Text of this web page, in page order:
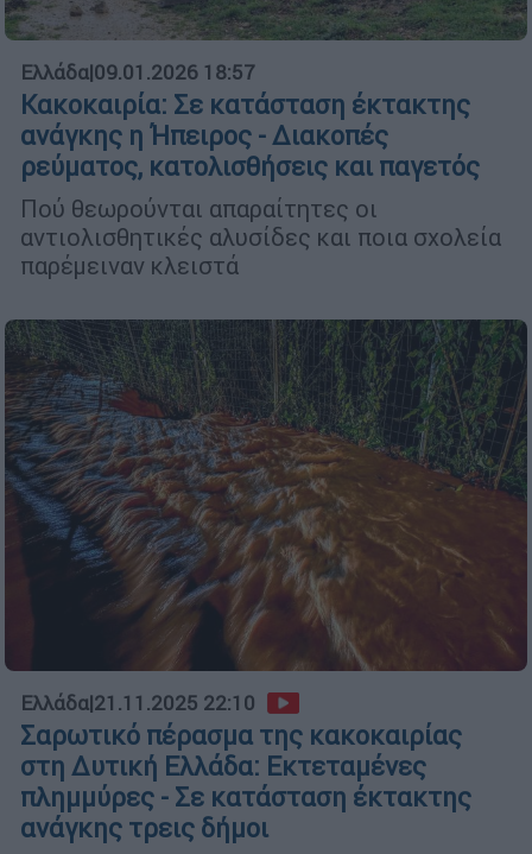
Ελλάδα|09.01.2026 18:57
Κακοκαιρία: Σε κατάσταση έκτακτης
ανάγκης η Ήπειρος - Διακοπές
ρεύματος, κατολισθήσεις και παγετός
Πού θεωρούνται απαραίτητες οι
αντιολισθητικές αλυσίδες και ποια σχολεία
παρέμειναν κλειστά
Ελλάδα|21.11.2025 22:10
Σαρωτικό πέρασμα της κακοκαιρίας
στη Δυτική Ελλάδα: Εκτεταμένες
πλημμύρες - Σε κατάσταση έκτακτης
ανάγκης τρεις δήμοι